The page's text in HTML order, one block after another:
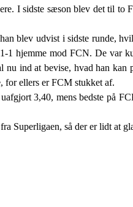
I sidste sæson blev det til
blev udvist i sidste runde,
1 hjemme mod FCN. De
nu ind at bevise, hvad han
for ellers er FCM stukket af.
3,40, mens bedste på
Superligaen, så der er lidt at